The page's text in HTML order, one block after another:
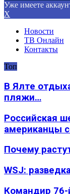
Уже имеете
X
Новости
ТВ Онлайн
Контакты
Топ
В Ялте
пляжи…
Российская
американцы
Почему
WSJ:
Командир